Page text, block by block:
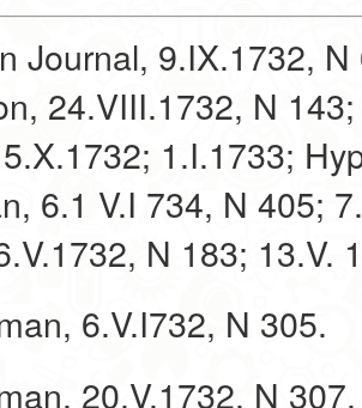
Journal, 9.IX.1732,
24.VIII.1732, N
1.I.1733;
6.1 V.I 734, N 405;
N 183; 13.V.
6.V.I732, N 305.
20.V.1732, N 307.